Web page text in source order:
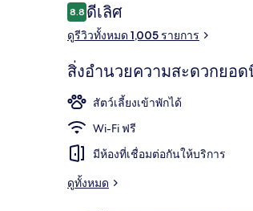
รีวิว
8.88.8 จาก 10
ดีเลิศ
ดูรีวิวทั้งหมด 1,005 รายการ
สิ่งอำนวยความสะดวกยอ
สัตว์เลี้ยงเข้าพักได้
Wi-Fi ฟรี
มีห้องที่เชื่อมต่อกันให้บริการ
ดูทั้งหมด